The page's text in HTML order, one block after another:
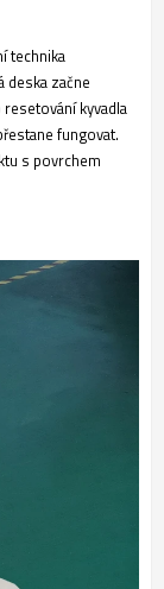
technika
deska začne
kyvadla
fungovat.
s povrchem